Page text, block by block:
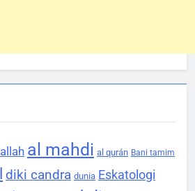
allah al mahdi al qurán Bani tamim
diki candra dunia Eskatologi